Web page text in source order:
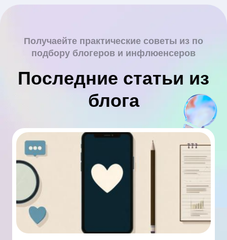
Получаейте практические советы из по
подбору блогеров и инфлюенсеров
Последние статьи из
блога